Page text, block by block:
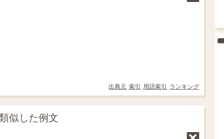
出典元 索引 用語索引 ランキング
似した例文